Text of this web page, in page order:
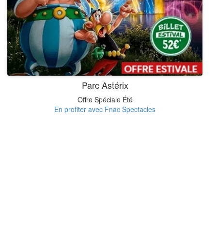
Parc Astérix
Offre Spéciale Été
En profiter avec Fnac Spectacles